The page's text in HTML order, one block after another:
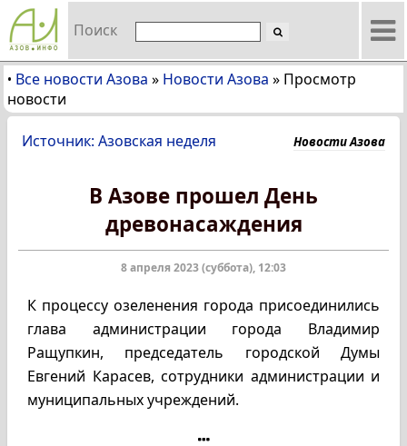
Поиск
• Все новости Азова » Новости Азова » Просмотр
новости
Источник: Азовская неделя Новости Азова
В Азове прошел День
древонасаждения
8 апреля 2023 (суббота), 12:03
К процессу озеленения города присоединились
глава администрации города Владимир
Ращупкин, председатель городской Думы
Евгений Карасев, сотрудники администрации и
муниципальных учреждений.